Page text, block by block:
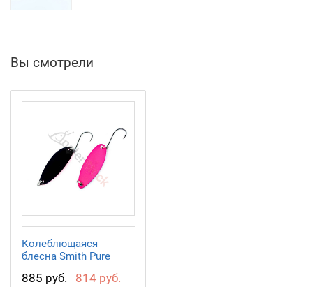
Вы смотрели
Колеблющаяся
блесна Smith Pure
885 руб. 814 руб.